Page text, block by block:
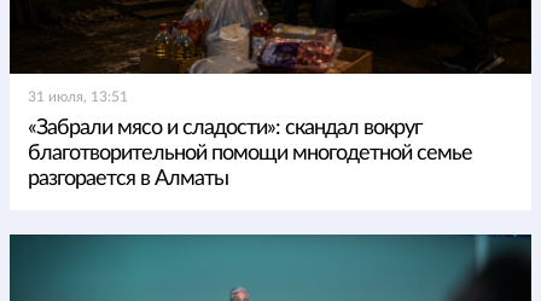
31 июля, 13:51
«Забрали мясо и сладости»: скандал вокруг
благотворительной помощи многодетной семье
разгорается в Алматы